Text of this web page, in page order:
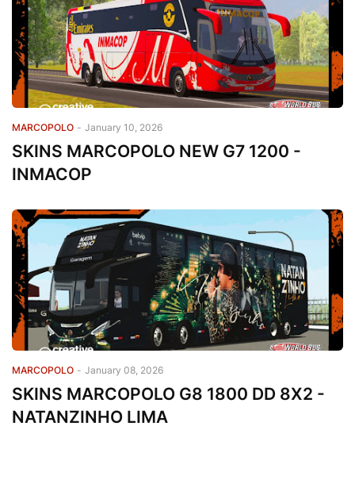
MARCOPOLO - January 10, 2026
SKINS MARCOPOLO NEW G7 1200 -
INMACOP
MARCOPOLO - January 08, 2026
SKINS MARCOPOLO G8 1800 DD 8X2 -
NATANZINHO LIMA